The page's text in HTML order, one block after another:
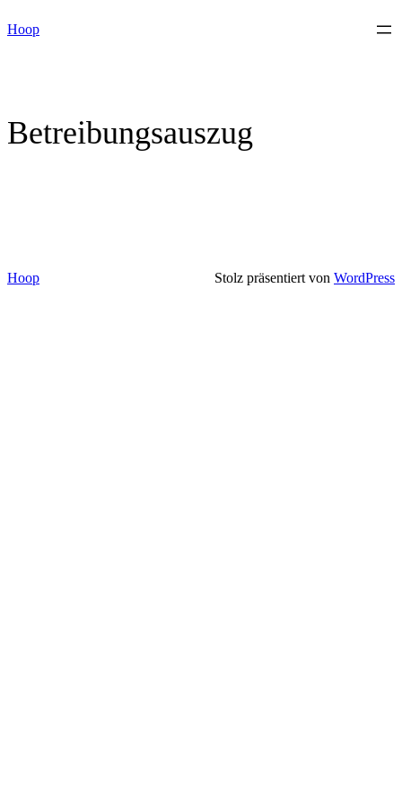
to
Hoop
Betreibungsauszug
Hoop Stolz präsentiert von WordPress